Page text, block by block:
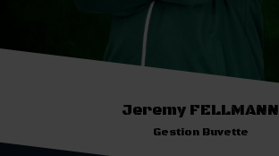
Jeremy FELLMANN
Gestion Buvette